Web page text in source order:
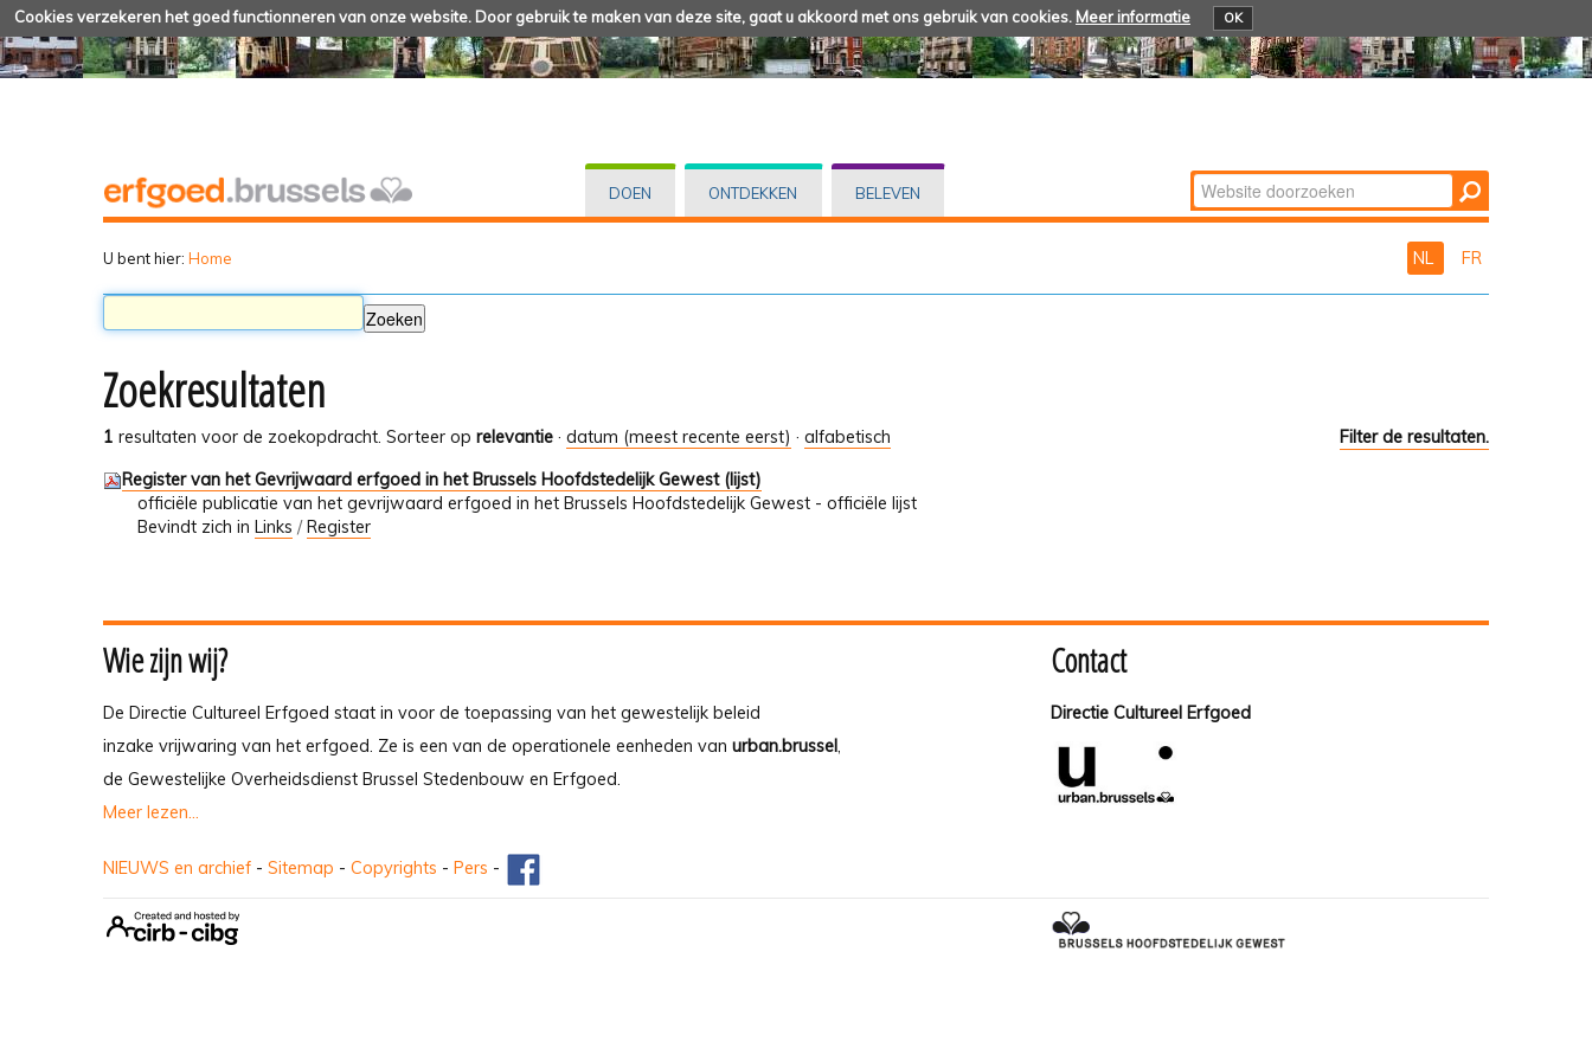
Cookies verzekeren het goed functionneren van onze website. Door gebruik te maken van deze site, gaat u akkoord met ons gebruik van cookies. Meer informatie OK
DOEN ONTDEKKEN BELEVEN Zoek
Geavanceerd
U bent hier: Home NL FR
Zoekresultaten
1 resultaten voor de zoekopdracht. Filter de resultaten.
Sorteer op relevantie · datum (meest recente eerst) · alfabetisch
Register van het Gevrijwaard erfgoed in het Brussels Hoofdstedelijk Gewest (lijst)
officiële publicatie van het gevrijwaard erfgoed in het Brussels Hoofdstedelijk Gewest - officiële lijst
Bevindt zich in Links /Register
Wie zijn wij?
De Directie Cultureel Erfgoed staat in voor de toepassing van het gewestelijk beleid
inzake vrijwaring van het erfgoed. Ze is een van de operationele eenheden van urban.brussel,
de Gewestelijke Overheidsdienst Brussel Stedenbouw en Erfgoed.
Meer lezen...
Contact
Directie Cultureel Erfgoed
NIEUWS en archief - Sitemap - Copyrights - Pers -